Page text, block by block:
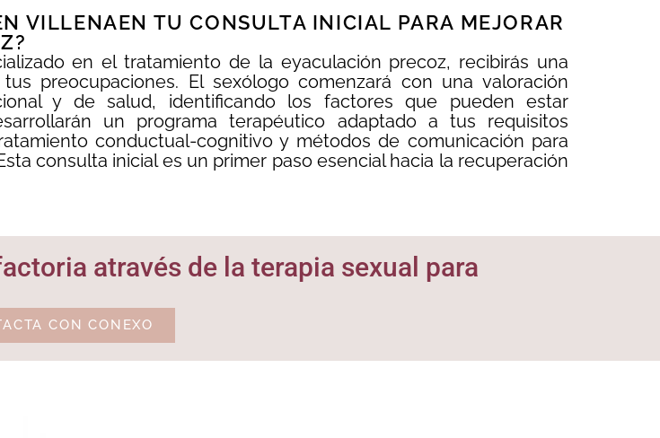
VILLENAEN TU CONSULTA INICIAL PARA MEJORAR
en el tratamiento de la eyaculación precoz, recibirás una
preocupaciones. El sexólogo comenzará con una valoración
y de salud, identificando los factores que pueden estar
un programa terapéutico adaptado a tus requisitos
conductual-cognitivo y métodos de comunicación para
consulta inicial es un primer paso esencial hacia la recuperación
através de la terapia sexual para
CON CONEXO